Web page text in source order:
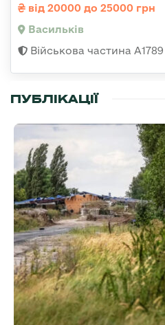
від 20000 до 25000 грн
Васильків
Військова частина А1789
ПУБЛІКАЦІЇ